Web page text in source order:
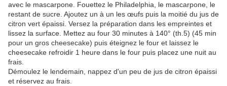
avec le mascarpone. Fouettez le Philadelphia, le mascarpone, le
restant de sucre. Ajoutez un à un les œufs puis la moitié du jus de
citron vert épaissi. Versez la préparation dans les empreintes et
lissez la surface. Mettez au four 30 minutes à 140° (th.5) (45 min
pour un gros cheesecake) puis éteignez le four et laissez le
cheesecake refroidir 1 heure dans le four puis placez une nuit au
frais.
Démoulez le lendemain, nappez d'un peu de jus de citron épaissi
et réservez au frais.